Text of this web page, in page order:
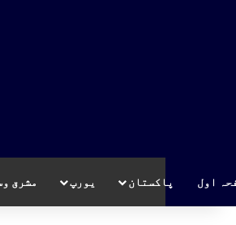
اول پاکستان یورپ مشرق